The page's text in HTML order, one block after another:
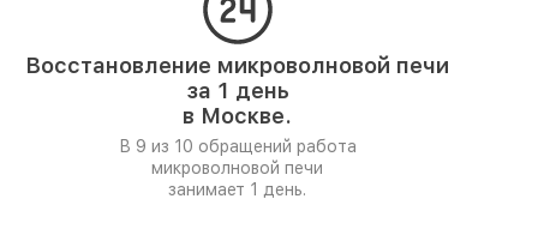
Восстановление микроволновой печи
за 1 день
в Москве.
В 9 из 10 обращений работа
микроволновой печи
занимает 1 день.